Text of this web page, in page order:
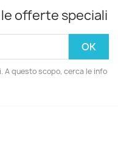
offerte speciali
A questo scopo, cerca le info